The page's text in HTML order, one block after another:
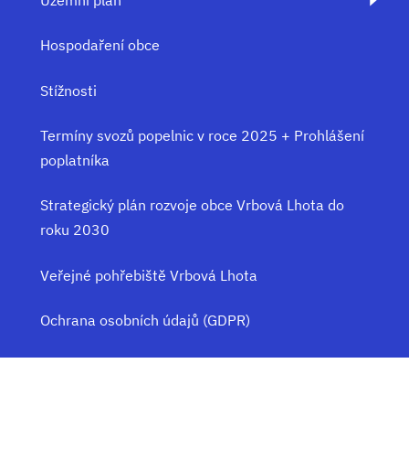
Hospodaření obce
Stížnosti
Termíny svozů popelnic v roce 2025 + Prohlášení
poplatníka
Strategický plán rozvoje obce Vrbová Lhota do
roku 2030
Veřejné pohřebiště Vrbová Lhota
Ochrana osobních údajů (GDPR)